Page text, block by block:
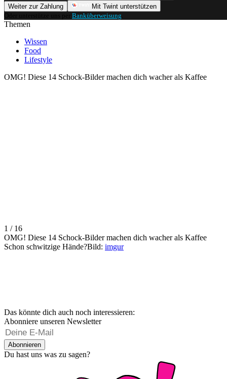
Weiter zur Zahlung
Mit Twint unterstützen
Oder unterstütze uns per Banküberweisung
Themen
Wissen
Food
Lifestyle
OMG! Diese 14 Schock-Bilder machen dich wacher als Kaffee
1 / 16
OMG! Diese 14 Schock-Bilder machen dich wacher als Kaffee
Schon schwitzige Hände?Bild: imgur
Das könnte dich auch noch interessieren:
Abonniere unseren Newsletter
Abonnieren
Du hast uns was zu sagen?